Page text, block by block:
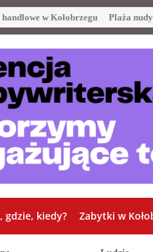
w Kołobrzegu Plaża
gdzie, kiedy? Zabytki w